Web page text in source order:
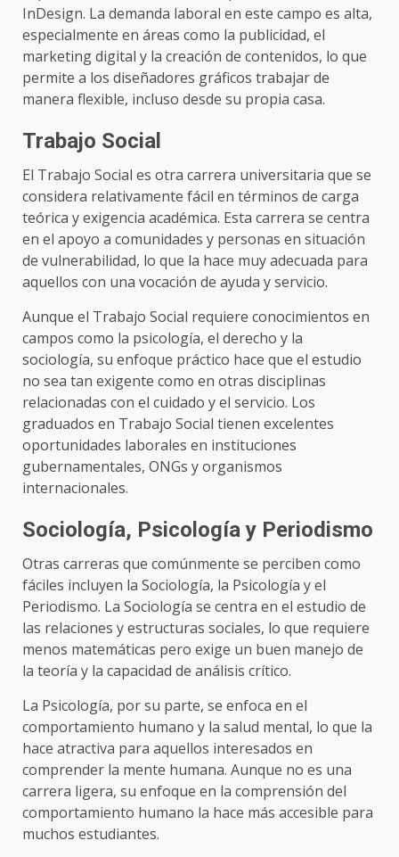
InDesign. La demanda laboral en este campo es alta,
especialmente en áreas como la publicidad, el
marketing digital y la creación de contenidos, lo que
permite a los diseñadores gráficos trabajar de
manera flexible, incluso desde su propia casa.
Trabajo Social
El Trabajo Social es otra carrera universitaria que se
considera relativamente fácil en términos de carga
teórica y exigencia académica. Esta carrera se centra
en el apoyo a comunidades y personas en situación
de vulnerabilidad, lo que la hace muy adecuada para
aquellos con una vocación de ayuda y servicio.
Aunque el Trabajo Social requiere conocimientos en
campos como la psicología, el derecho y la
sociología, su enfoque práctico hace que el estudio
no sea tan exigente como en otras disciplinas
relacionadas con el cuidado y el servicio. Los
graduados en Trabajo Social tienen excelentes
oportunidades laborales en instituciones
gubernamentales, ONGs y organismos
internacionales.
Sociología, Psicología y Periodismo
Otras carreras que comúnmente se perciben como
fáciles incluyen la Sociología, la Psicología y el
Periodismo. La Sociología se centra en el estudio de
las relaciones y estructuras sociales, lo que requiere
menos matemáticas pero exige un buen manejo de
la teoría y la capacidad de análisis crítico.
La Psicología, por su parte, se enfoca en el
comportamiento humano y la salud mental, lo que la
hace atractiva para aquellos interesados en
comprender la mente humana. Aunque no es una
carrera ligera, su enfoque en la comprensión del
comportamiento humano la hace más accesible para
muchos estudiantes.